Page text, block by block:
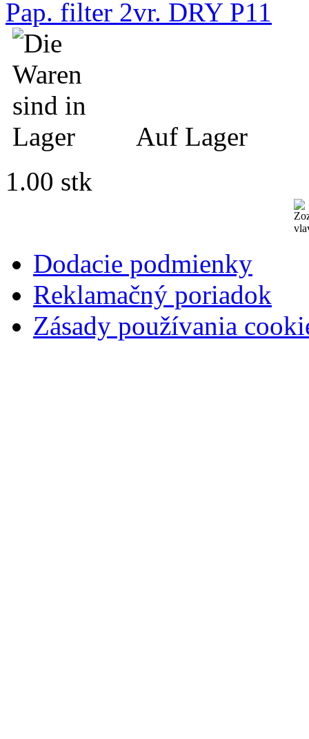
Pap. filter 2vr. DRY P11
Auf Lager
1.00 stk
Dodacie podmienky
Reklamačný poriadok
Zásady používania